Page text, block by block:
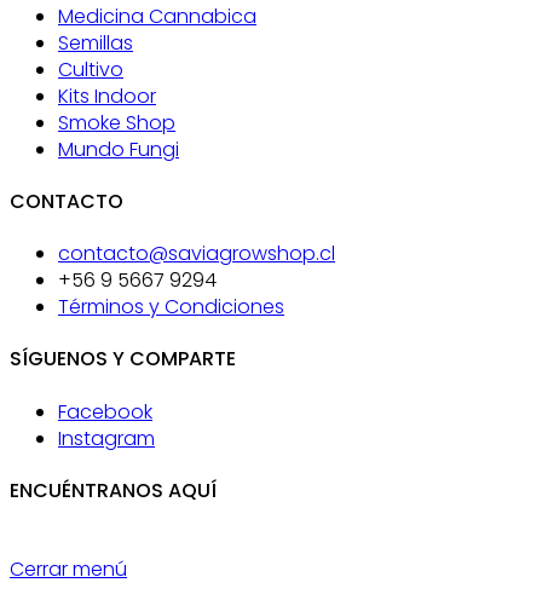
Medicina Cannabica
Semillas
Cultivo
Kits Indoor
Smoke Shop
Mundo Fungi
CONTACTO
contacto@saviagrowshop.cl
+56 9 5667 9294
Términos y Condiciones
SÍGUENOS Y COMPARTE
Facebook
Instagram
ENCUÉNTRANOS AQUÍ
Cerrar menú